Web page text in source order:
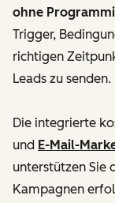
ohne
Trigger,
richtigen
Leads zu senden.
Die integrierte
und E-Mail-
unterstützen Sie
Kampagnen